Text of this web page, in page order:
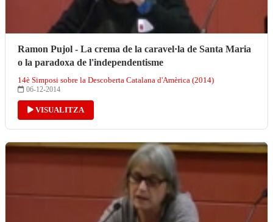
Ramon Pujol - La crema de la caravel·la de Santa Maria
o la paradoxa de l'independentisme
14è Simposi sobre la Descoberta Catalana d'Amèrica (2014)
06-12-2014
VISUALITZA